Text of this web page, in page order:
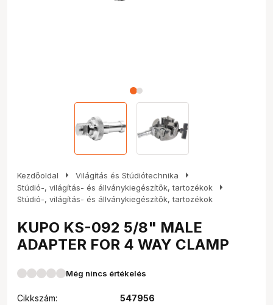
Kezdőoldal arrow_right Világítás és Stúdiótechnika arrow_right
Stúdió-, világítás- és állványkiegészítők, tartozékok arrow_right
Stúdió-, világítás- és állványkiegészítők, tartozékok
KUPO KS-092 5/8" MALE
ADAPTER FOR 4 WAY CLAMP
Még nincs értékelés
Cikkszám:
547956